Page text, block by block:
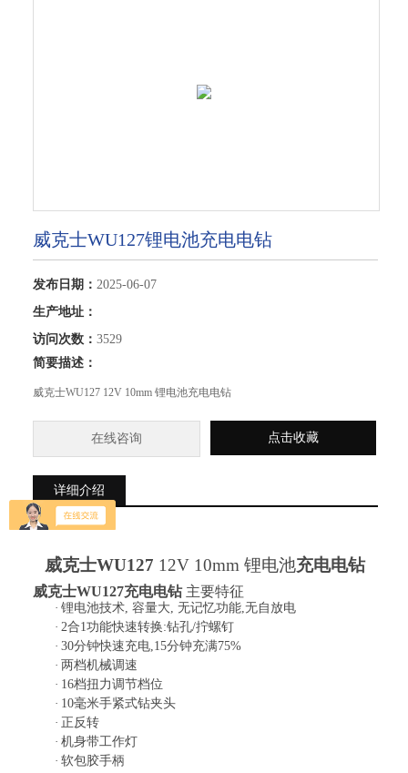
威克士WU127锂电池充电电钻
发布日期： 2025-06-07
生产地址：
访问次数： 3529
简要描述：
威克士WU127 12V 10mm 锂电池充电电钻
在线咨询 点击收藏
详细介绍
威克士WU127 12V 10mm 锂电池充电电钻
威克士WU127充电电钻 主要特征
· 锂电池技术, 容量大, 无记忆功能,无自放电
· 2合1功能快速转换:钻孔/拧螺钉
· 30分钟快速充电,15分钟充满75%
· 两档机械调速
· 16档扭力调节档位
· 10毫米手紧式钻夹头
· 正反转
· 机身带工作灯
· 软包胶手柄